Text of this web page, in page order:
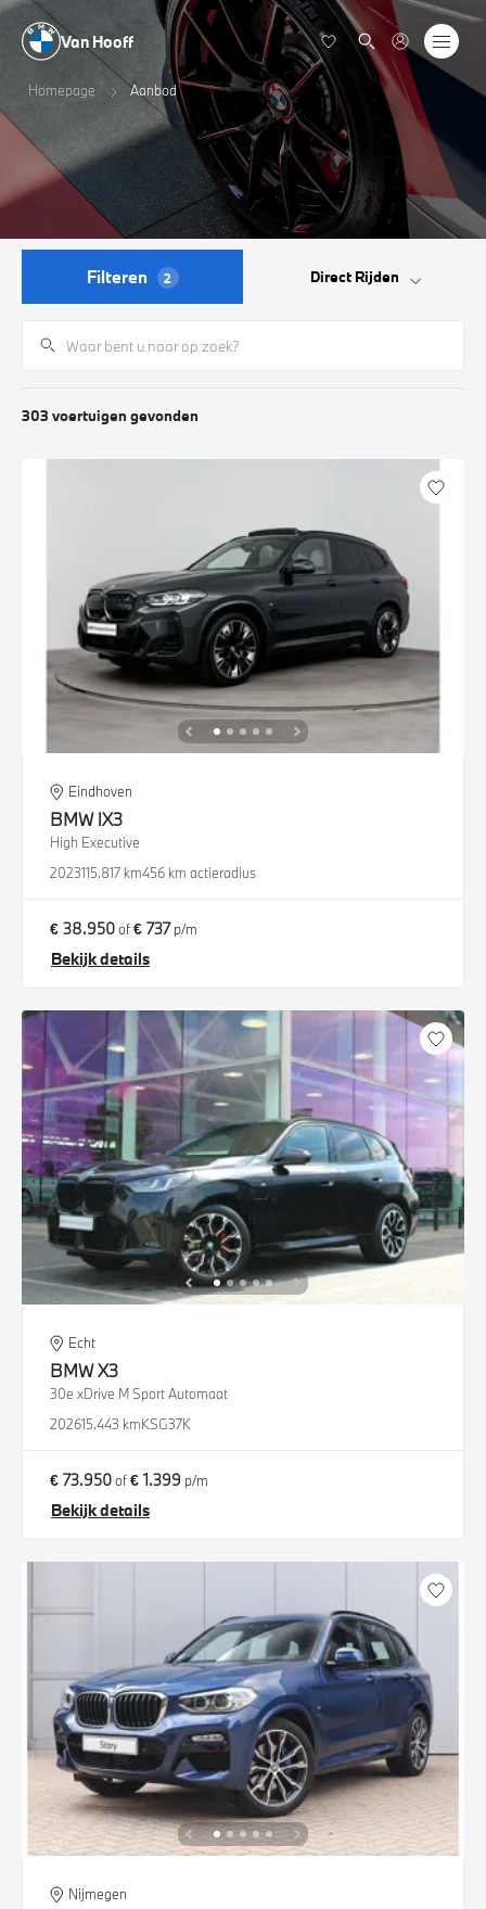
Van Hooff
Homepage Aanbod
Filteren 2 Direct Rijden
303 voertuigen gevonden
Eindhoven
BMW iX3
High Executive
2023115.817 km456 km actieradius
€ 38.950of€ 737p/m
Bekijk details
Echt
BMWX3
30e xDrive M Sport Automaat
202615.443 kmKSG37K
€ 73.950of€ 1.399 p/m
Bekijk details
Nijmegen